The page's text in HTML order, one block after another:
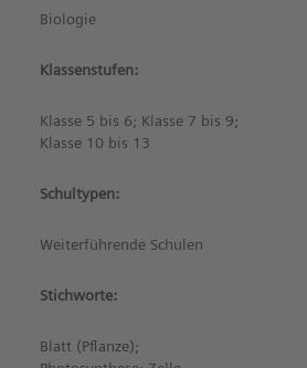
Biologie
Klassenstufen:
Klasse 5 bis 6; Klasse 7 bis 9;
Klasse 10 bis 13
Schultypen:
Weiterführende Schulen
Stichworte:
Blatt (Pflanze);